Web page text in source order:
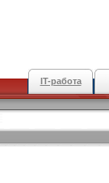
IT-работа